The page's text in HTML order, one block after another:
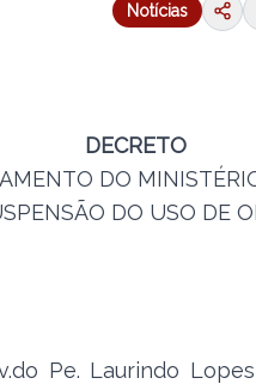
Notícias
DECRETO
DO
DO USO DE
Pe. Laurindo